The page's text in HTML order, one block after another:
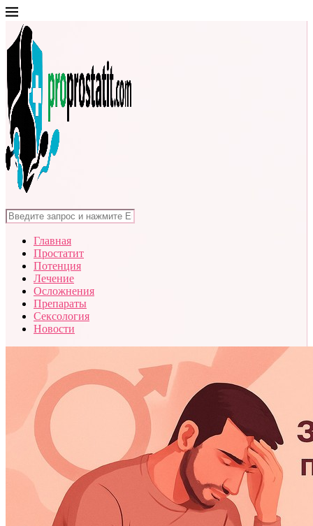
Главная
Простатит
Потенция
Лечение
Осложнения
Препараты
Сексология
Новости